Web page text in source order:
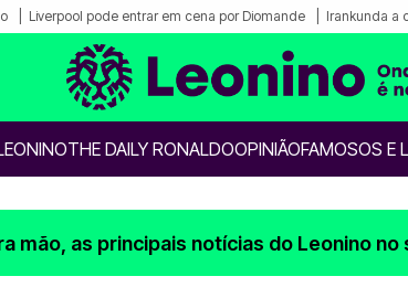
Liverpool pode entrar em cena por Diomande Irankunda a
THE DAILY RONALDOOPINIÃOFAMOSOS E
mão, as principais notícias do Leonino